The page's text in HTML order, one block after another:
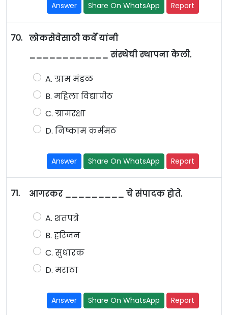
Answer Share On WhatsApp Report
70. लोकसेवेसाठी कर्वे यांनी
____________ संस्थेची स्थापना केली.
A. ग्राम मंडळ
B. महिला विद्यापीठ
C. ग्रामरक्षा
D. निष्काम कर्ममठ
Answer Share On WhatsApp Report
71. आगरकर _________ चे संपादक होते.
A. शतपत्रे
B. हरिजन
C. सुधारक
D. मराठा
Answer Share On WhatsApp Report